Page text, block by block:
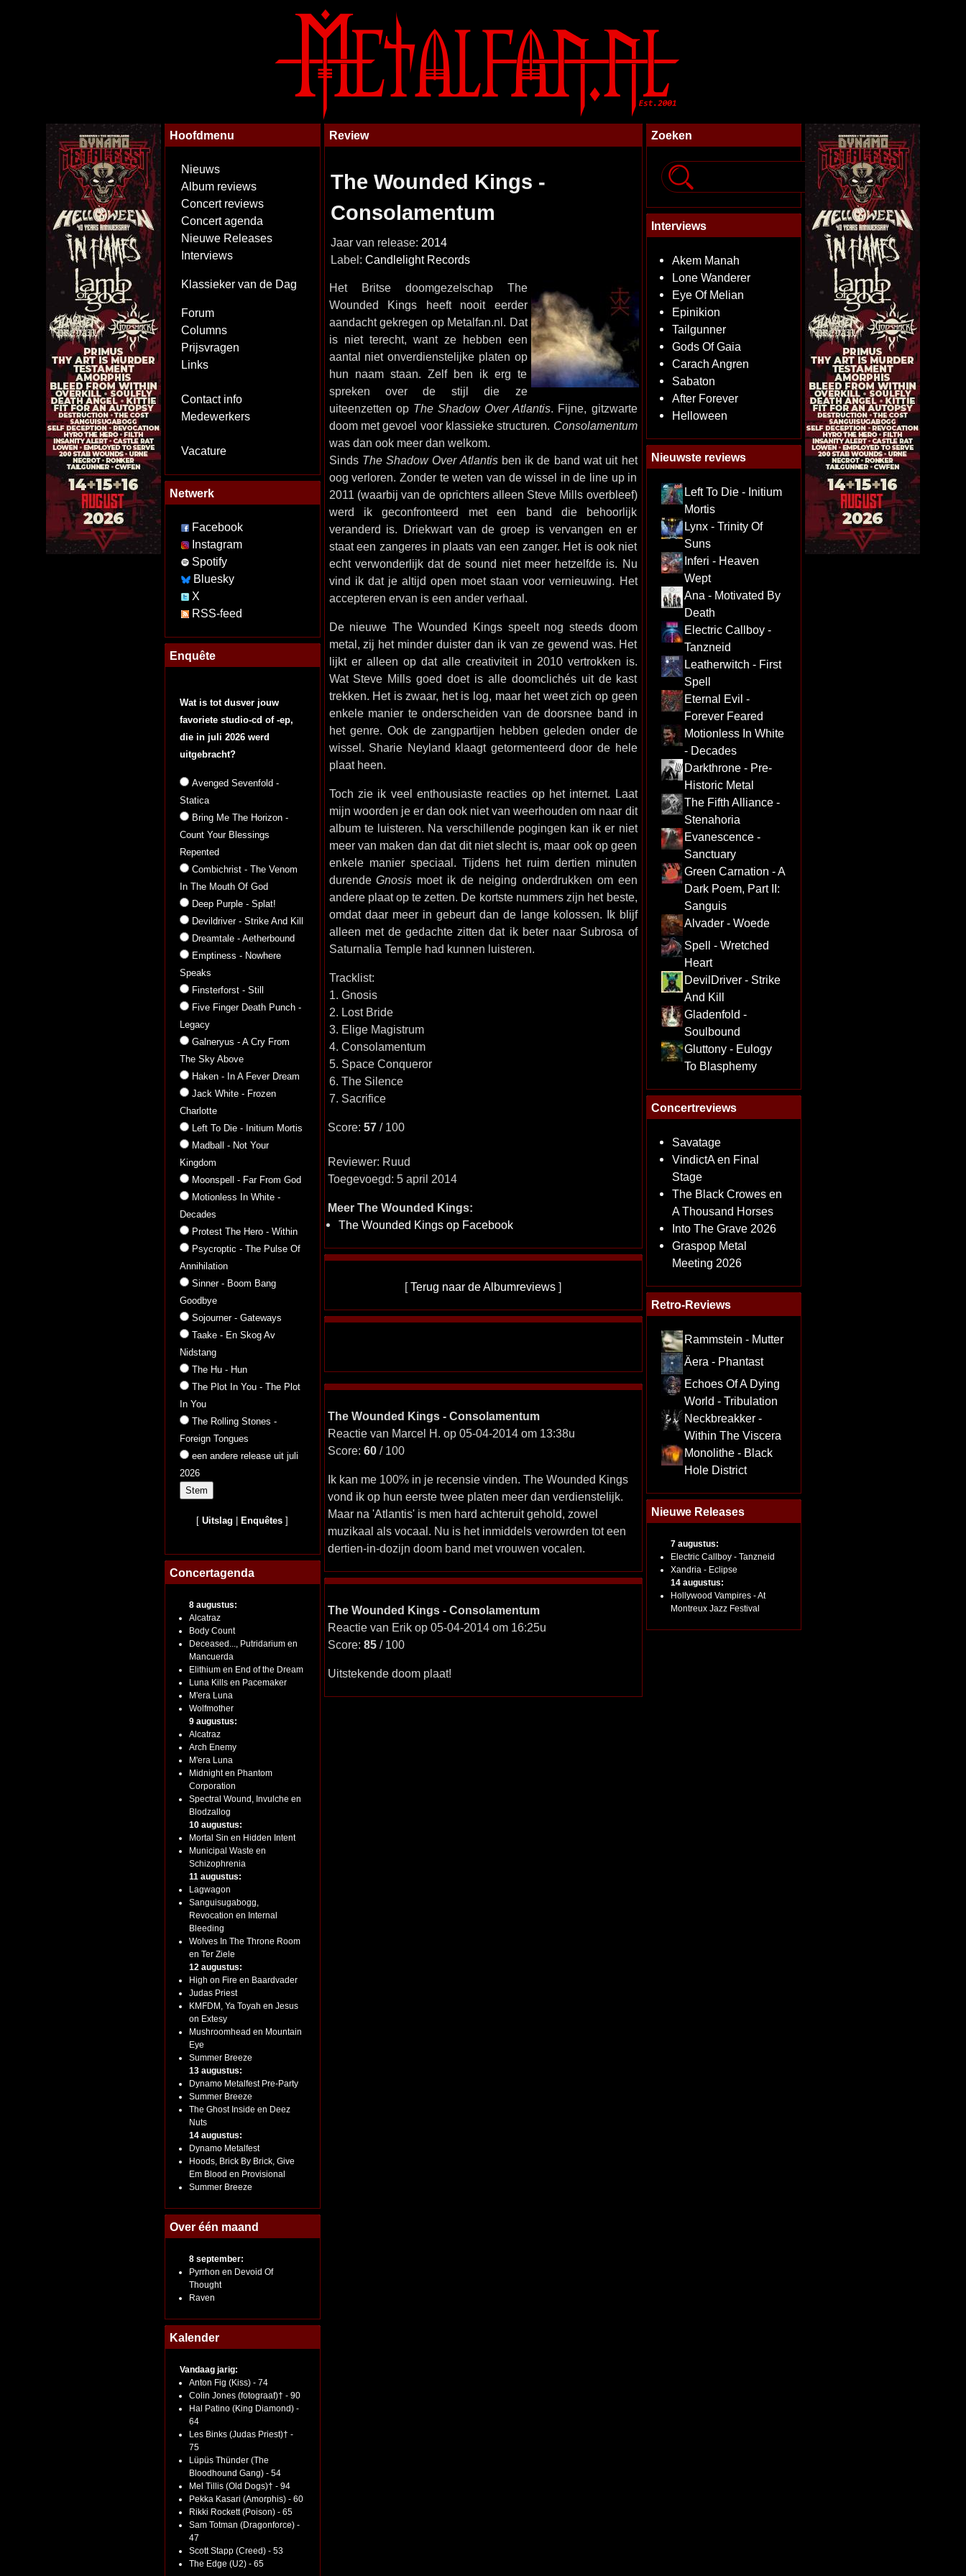
Hoofdmenu
Nieuws
Album reviews
Concert reviews
Concert agenda
Nieuwe Releases
Interviews
Klassieker van de Dag
Forum
Columns
Prijsvragen
Links
Contact info
Medewerkers
Vacature
Netwerk
Facebook
Instagram
Spotify
Bluesky
X
RSS-feed
Enquête
Wat is tot dusver jouw
favoriete studio-cd of -ep,
die in juli 2026 werd
uitgebracht?
Avenged Sevenfold -
Statica
Bring Me The Horizon -
Count Your Blessings
Repented
Combichrist - The Venom
In The Mouth Of God
Deep Purple - Splat!
Devildriver - Strike And Kill
Dreamtale - Aetherbound
Emptiness - Nowhere
Speaks
Finsterforst - Still
Five Finger Death Punch -
Legacy
Galneryus - A Cry From
The Sky Above
Haken - In A Fever Dream
Jack White - Frozen
Charlotte
Left To Die - Initium Mortis
Madball - Not Your
Kingdom
Moonspell - Far From God
Motionless In White -
Decades
Protest The Hero - Within
Psycroptic - The Pulse Of
Annihilation
Sinner - Boom Bang
Goodbye
Sojourner - Gateways
Taake - En Skog Av
Nidstang
The Hu - Hun
The Plot In You - The Plot
In You
The Rolling Stones -
Foreign Tongues
een andere release uit juli
2026
[Uitslag Enquêtes ]
Concertagenda
8 augustus:
Alcatraz
Body Count
Deceased..., Putridarium en
Mancuerda
Elithium en End of the Dream
Luna Kills en Pacemaker
M'era Luna
Wolfmother
9 augustus:
Alcatraz
Arch Enemy
M'era Luna
Midnight en Phantom
Corporation
Spectral Wound, Invulche en
Blodzallog
10 augustus:
Mortal Sin en Hidden Intent
Municipal Waste en
Schizophrenia
11 augustus:
Lagwagon
Sanguisugabogg,
Revocation en Internal
Bleeding
Wolves In The Throne Room
en Ter Ziele
12 augustus:
High on Fire en Baardvader
Judas Priest
KMFDM, Ya Toyah en Jesus
on Extesy
Mushroomhead en Mountain
Eye
Summer Breeze
13 augustus:
Dynamo Metalfest Pre-Party
Summer Breeze
The Ghost Inside en Deez
Nuts
14 augustus:
Dynamo Metalfest
Hoods, Brick By Brick, Give
Em Blood en Provisional
Summer Breeze
Over één maand
8 september:
Pyrrhon en Devoid Of
Thought
Raven
Kalender
Vandaag jarig:
Anton Fig (Kiss) - 74
Colin Jones (fotograaf)† - 90
Hal Patino (King Diamond) -
64
Les Binks (Judas Priest)† -
75
Lüpüs Thünder (The
Bloodhound Gang) - 54
Mel Tillis (Old Dogs)† - 94
Pekka Kasari (Amorphis) - 60
Rikki Rockett (Poison) - 65
Sam Totman (Dragonforce) -
47
Scott Stapp (Creed) - 53
The Edge (U2) - 65
Review
The Wounded Kings -
Consolamentum
Jaar van release: 2014
Label: Candlelight Records
Het Britse doomgezelschap The
Wounded Kings heeft nooit eerder
aandacht gekregen op Metalfan.nl. Dat
is niet terecht, want ze hebben een
aantal niet onverdienstelijke platen op
hun naam staan. Zelf ben ik erg te
spreken over de stijl die ze
uiteenzetten op The Shadow Over Atlantis. Fijne, gitzwarte
doom met gevoel voor klassieke structuren. Consolamentum
was dan ook meer dan welkom.
Sinds The Shadow Over Atlantisben ik de band wat uit het
oog verloren. Zonder te weten van de wissel in de line up in
2011 (waarbij van de oprichters alleen Steve Mills overbleef)
werd ik geconfronteerd met een band die behoorlijk
veranderd is. Driekwart van de groep is vervangen en er
staat een zangeres in plaats van een zanger. Het is ook niet
echt verwonderlijk dat de sound niet meer hetzelfde is. Nu
vind ik dat je altijd open moet staan voor vernieuwing. Het
accepteren ervan is een ander verhaal.
De nieuwe The Wounded Kings speelt nog steeds doom
metal, zij het minder duister dan ik van ze gewend was. Het
lijkt er alleen op dat alle creativiteit in 2010 vertrokken is.
Wat Steve Mills goed doet is alle doomclichés uit de kast
trekken. Het is zwaar, het is log, maar het weet zich op geen
enkele manier te onderscheiden van de doorsnee band in
het genre. Ook de zangpartijen hebben geleden onder de
wissel. Sharie Neyland klaagt getormenteerd door de hele
plaat heen.
Toch zie ik veel enthousiaste reacties op het internet. Laat
mijn woorden je er dan ook niet van weerhouden om naar dit
album te luisteren. Na verschillende pogingen kan ik er niet
meer van maken dan dat dit niet slecht is, maar ook op geen
enkele manier speciaal. Tijdens het ruim dertien minuten
durendeGnosis moet ik de neiging onderdrukken om een
andere plaat op te zetten. De kortste nummers zijn het beste,
omdat daar meer in gebeurt dan de lange kolossen. Ik blijf
alleen met de gedachte zitten dat ik beter naar Subrosa of
Saturnalia Temple had kunnen luisteren.
Tracklist:
1. Gnosis
2. Lost Bride
3. Elige Magistrum
4. Consolamentum
5. Space Conqueror
6. The Silence
7. Sacrifice
Score: 57/ 100
Reviewer: Ruud
Toegevoegd: 5 april 2014
Meer The Wounded Kings:
The Wounded Kings op Facebook
[Terug naar de Albumreviews ]
The Wounded Kings - Consolamentum
Reactie van Marcel H. op 05-04-2014 om 13:38u
Score: 60/ 100
Ik kan me 100% in je recensie vinden. The Wounded Kings
vond ik op hun eerste twee platen meer dan verdienstelijk.
Maar na 'Atlantis' is men hard achteruit gehold, zowel
muzikaal als vocaal. Nu is het inmiddels verowrden tot een
dertien-in-dozijn doom band met vrouwen vocalen.
The Wounded Kings - Consolamentum
Reactie van Erik op 05-04-2014 om 16:25u
Score: 85/ 100
Uitstekende doom plaat!
Zoeken
Interviews
Akem Manah
Lone Wanderer
Eye Of Melian
Epinikion
Tailgunner
Gods Of Gaia
Carach Angren
Sabaton
After Forever
Helloween
Nieuwste reviews
Left To Die - Initium
Mortis
Lynx - Trinity Of
Suns
Inferi - Heaven
Wept
Ana - Motivated By
Death
Electric Callboy -
Tanzneid
Leatherwitch - First
Spell
Eternal Evil -
Forever Feared
Motionless In White
- Decades
Darkthrone - Pre-
Historic Metal
The Fifth Alliance -
Stenahoria
Evanescence -
Sanctuary
Green Carnation - A
Dark Poem, Part II:
Sanguis
Alvader - Woede
Spell - Wretched
Heart
DevilDriver - Strike
And Kill
Gladenfold -
Soulbound
Gluttony - Eulogy
To Blasphemy
Concertreviews
Savatage
VindictA en Final
Stage
The Black Crowes en
A Thousand Horses
Into The Grave 2026
Graspop Metal
Meeting 2026
Retro-Reviews
Rammstein - Mutter
Äera - Phantast
Echoes Of A Dying
World - Tribulation
Neckbreakker -
Within The Viscera
Monolithe - Black
Hole District
Nieuwe Releases
7 augustus:
Electric Callboy - Tanzneid
Xandria - Eclipse
14 augustus:
Hollywood Vampires - At
Montreux Jazz Festival